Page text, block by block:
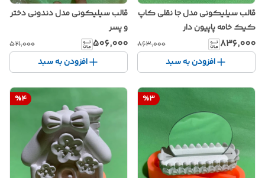
قالب سیلیکونی مدل جا نقلی کاپ
کیک خامه پاپیون دار
۸۳۶٬۰۰۰ ۸۶۳٬۰۰۰
افزودن به سبد
قالب سیلیکونی مدل دندونی دختر
و پسر
۵۰۶٬۰۰۰ ۵۲۱٬۰۰۰
افزودن به سبد
%3
%4